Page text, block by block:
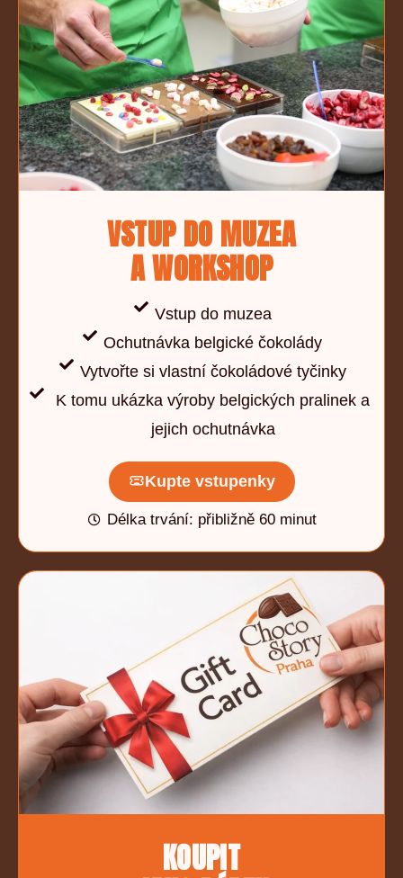
VSTUP DO MUZEA
A WORKSHOP
Vstup do muzea
Ochutnávka belgické čokolády
Vytvořte si vlastní čokoládové tyčinky
K tomu ukázka výroby belgických pralinek a
jejich ochutnávka
Kupte vstupenky
Délka trvání: přibližně 60 minut
KOUPIT